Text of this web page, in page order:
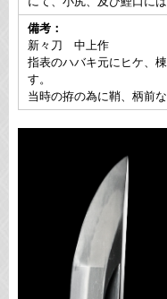
備考：
新々刀 中上作
指表のハバキ元にヒケ、
す。
当時の拵の為に鞘、柄前